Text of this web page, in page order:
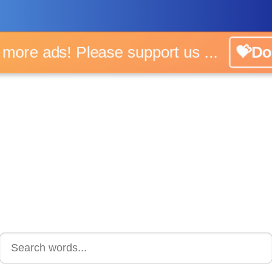
more ads! Please support us ...